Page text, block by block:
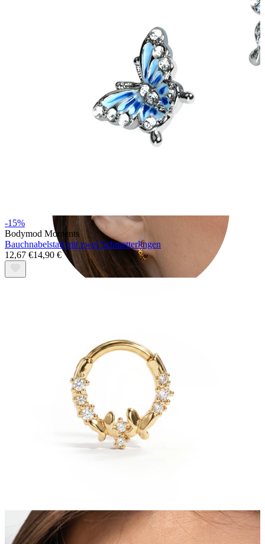
Daith
-15%
Bodymod Moments
Bauchnabelstab mit zwei Schmetterlingen
12,67 €14,90 €